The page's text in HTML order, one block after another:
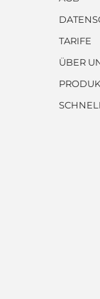
TARIFE
ÜBER